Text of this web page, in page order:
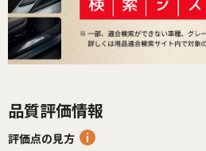
品質評価情報
評価点の見方